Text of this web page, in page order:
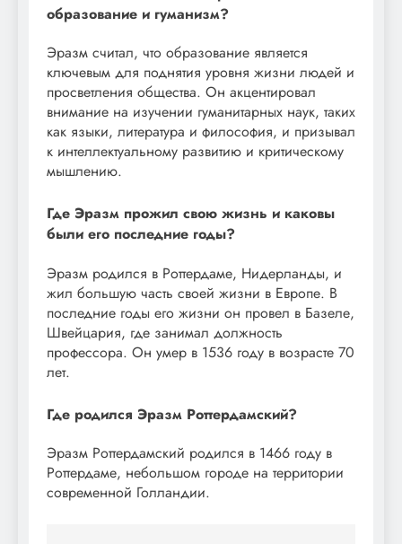
образование и гуманизм?
Эразм считал, что образование является
ключевым для поднятия уровня жизни людей и
просветления общества. Он акцентировал
внимание на изучении гуманитарных наук, таких
как языки, литература и философия, и призывал
к интеллектуальному развитию и критическому
мышлению.
Где Эразм прожил свою жизнь и каковы
были его последние годы?
Эразм родился в Роттердаме, Нидерланды, и
жил большую часть своей жизни в Европе. В
последние годы его жизни он провел в Базеле,
Швейцария, где занимал должность
профессора. Он умер в 1536 году в возрасте 70
лет.
Где родился Эразм Роттердамский?
Эразм Роттердамский родился в 1466 году в
Роттердаме, небольшом городе на территории
современной Голландии.